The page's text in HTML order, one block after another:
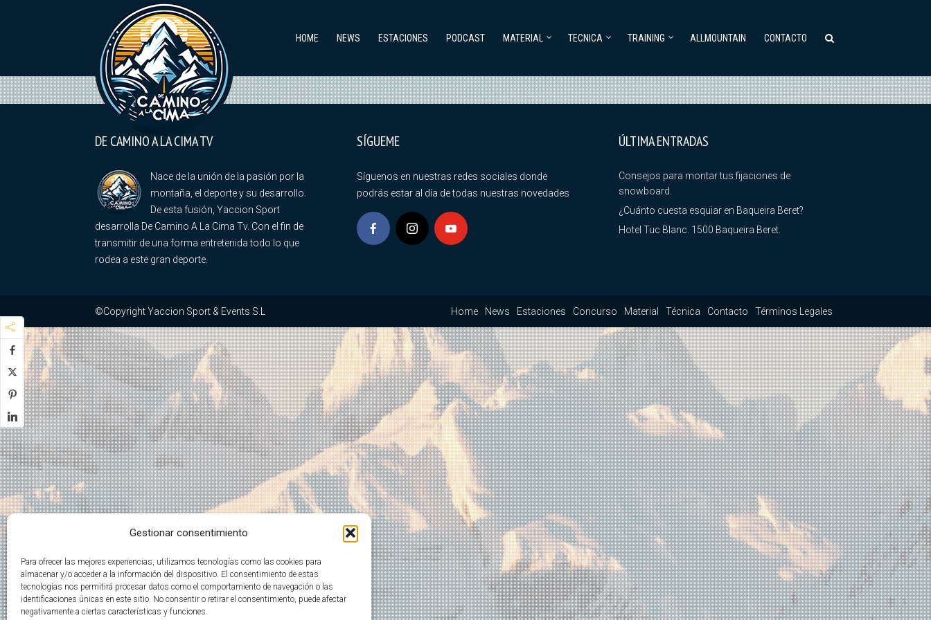
Gestionar consentimiento
Para ofrecer las mejores experiencias, utilizamos tecnologías como las cookies para
almacenar y/o acceder a la información del dispositivo. El consentimiento de estas
tecnologías nos permitirá procesar datos como el comportamiento de navegación o las
identificaciones únicas en este sitio. No consentir o retirar el consentimiento, puede afectar
negativamente a ciertas características y funciones.
HOME NEWS ESTACIONES PODCAST MATERIAL TECNICA TRAINING ALLMOUNTAIN CONTACTO
DE CAMINO A LA CIMA TV
Nace de la unión de la pasión por la
montaña, el deporte y su desarrollo.
De esta fusión, Yaccion Sport
desarrolla De Camino A La Cima Tv. Con el fin de
transmitir de una forma entretenida todo lo que
rodea a este gran deporte.
SÍGUEME
Síguenos en nuestras redes sociales donde
podrás estar al día de todas nuestras novedades
ÚLTIMA ENTRADAS
Consejos para montar tus fijaciones de
snowboard.
¿Cuánto cuesta esquiar en Baqueira Beret?
Hotel Tuc Blanc. 1500 Baqueira Beret.
©Copyright Yaccion Sport & Events S.L Home News Estaciones Concurso Material Técnica Contacto Términos Legales